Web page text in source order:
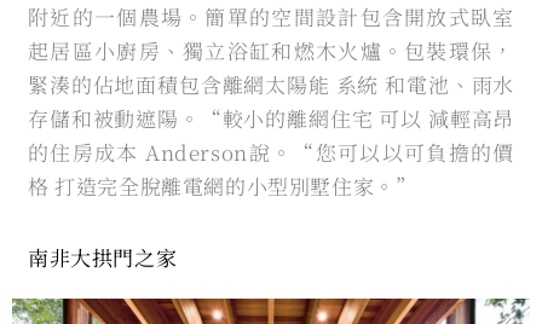
附近的一個農場。簡單的空間設計包含開放式臥室
起居區小廚房、獨立浴缸和燃木火爐。包裝環保，
緊湊的佔地面積包含離網太陽能 系統 和電池、雨水
存儲和被動遮陽。“較小的離網住宅 可以 減輕高昂
的住房成本 Anderson說。“您可以以可負擔的價
格 打造完全脫離電網的小型別墅住家。”
南非大拱門之家